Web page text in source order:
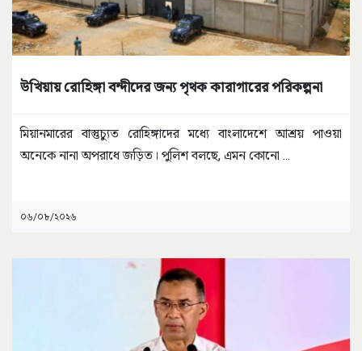
উখিয়ায় রোহিঙ্গা বন্দীদের জন্য পৃথক কারাগারের পরিকল্পনা
মিয়ানমারের বাস্তুচ্যুত রোহিঙ্গাদের মধ্যে বাংলাদেশে আশ্রয় পাওয়া
অনেকে নানা অপরাধে জড়িত। পুলিশ বলছে, এমন কোনো ...
০৬/০৮/২০২৬